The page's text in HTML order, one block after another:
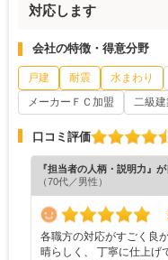
対応します
会社の特徴・得意分野
戸建 耐震 水まわり
メーカーＦＣ加盟
二級
口コミ評価
『担当者の人柄・説明力』
（70代／男性）
各職方の対応がすごく良
晴らしく、 丁寧に仕上げ